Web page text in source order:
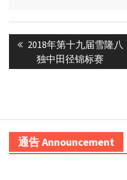
navigation
Previous
post:
2018年第十九届雪隆八
独中田径锦标赛
通告 Announcement